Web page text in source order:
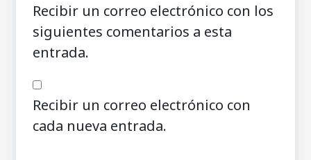
Recibir un correo electrónico con los
siguientes comentarios a esta
entrada.
Recibir un correo electrónico con
cada nueva entrada.